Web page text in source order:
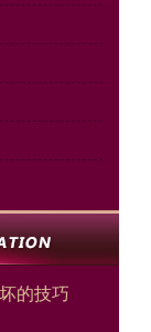
的技巧